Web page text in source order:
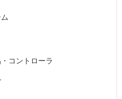
コントローラ